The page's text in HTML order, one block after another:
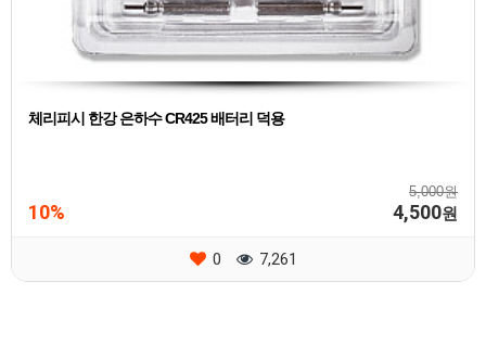
체리피시 한강 은하수 CR425 배터리 덕용
5,000원
10% 4,500원
0 7,261